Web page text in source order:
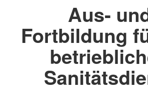
Aus-
Fortbildung